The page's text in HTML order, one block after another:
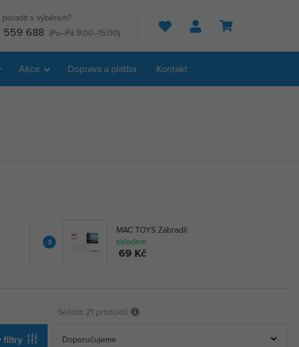
s výběrem?
559 688 (Po–Pá 9:00–15:00) Hledat
Akce Doprava a platba Kontakt
3
MAC TOYS Zábradlí
skladem
69 Kč
filtry
Seřadit 21 produktů